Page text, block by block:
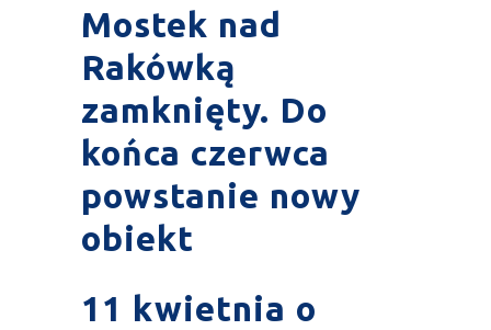
Mostek nad
Rakówką
zamknięty. Do
końca czerwca
powstanie nowy
obiekt
11 kwietnia o